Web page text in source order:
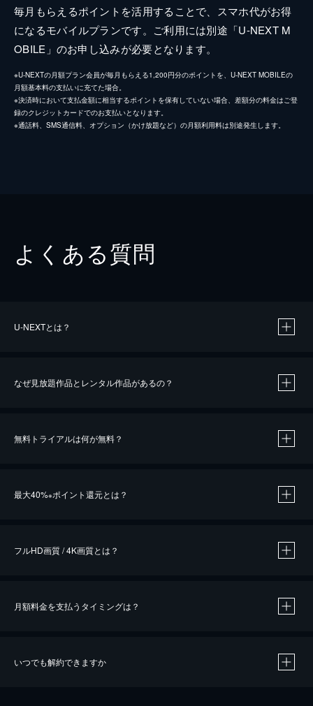
毎月もらえるポイントを活用することで、スマホ代がお得
になるモバイルプランです。ご利用には別途「U-NEXT M
OBILE」のお申し込みが必要となります。
※U-NEXTの月額プラン会員が毎月もらえる1,200円分のポイントを、U-NEXT MOBILEの
月額基本料の支払いに充てた場合。
※決済時において支払金額に相当するポイントを保有していない場合、差額分の料金はご登
録のクレジットカードでのお支払いとなります。
※通話料、SMS通信料、オプション（かけ放題など）の月額利用料は別途発生します。
よくある質問
U-NEXTとは？
なぜ見放題作品とレンタル作品があるの？
無料トライアルは何が無料？
最大40%※ポイント還元とは？
※40％ポイント還元の対象は、クレジットカード決済による作品の購入 / レンタルです。
iOSアプリのUコイン決済による作品の購入 / レンタルは、20％のポイント還元です。
フルHD画質 / 4K画質とは？
月額料金を支払うタイミングは？
いつでも解約できますか